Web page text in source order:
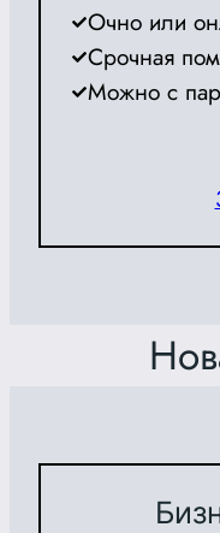
Очно или
Срочная
Можно с